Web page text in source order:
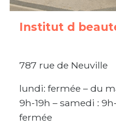
Institut d
787 rue de Neuville
lundi: fermée – du
9h-19h – samedi :
fermée